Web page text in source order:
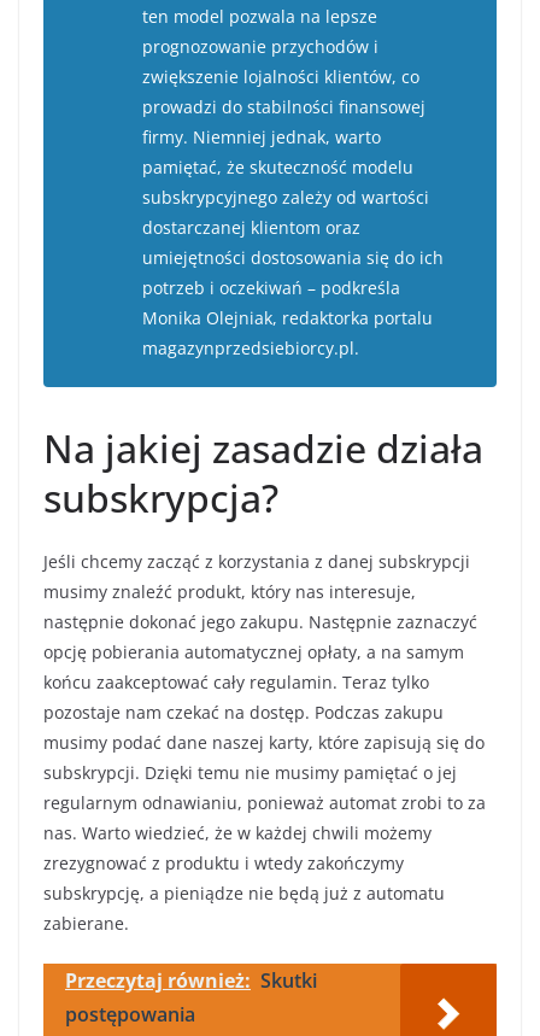
ten model pozwala na lepsze
prognozowanie przychodów i
zwiększenie lojalności klientów, co
prowadzi do stabilności finansowej
firmy. Niemniej jednak, warto
pamiętać, że skuteczność modelu
subskrypcyjnego zależy od wartości
dostarczanej klientom oraz
umiejętności dostosowania się do ich
potrzeb i oczekiwań – podkreśla
Monika Olejniak, redaktorka portalu
magazynprzedsiebiorcy.pl.
Na jakiej zasadzie działa
subskrypcja?
Jeśli chcemy zacząć z korzystania z danej subskrypcji
musimy znaleźć produkt, który nas interesuje,
następnie dokonać jego zakupu. Następnie zaznaczyć
opcję pobierania automatycznej opłaty, a na samym
końcu zaakceptować cały regulamin. Teraz tylko
pozostaje nam czekać na dostęp. Podczas zakupu
musimy podać dane naszej karty, które zapisują się do
subskrypcji. Dzięki temu nie musimy pamiętać o jej
regularnym odnawianiu, ponieważ automat zrobi to za
nas. Warto wiedzieć, że w każdej chwili możemy
zrezygnować z produktu i wtedy zakończymy
subskrypcję, a pieniądze nie będą już z automatu
zabierane.
Przeczytaj również: Skutki
postępowania